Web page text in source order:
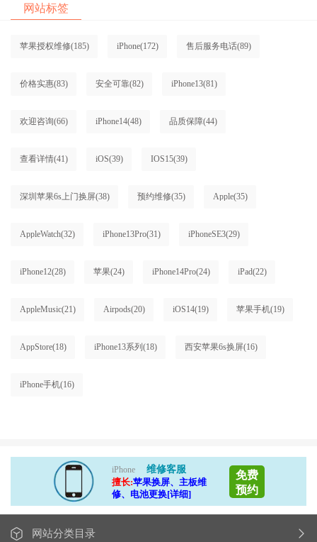
网站标签
苹果授权维修(185) iPhone(172) 售后服务电话(89)
价格实惠(83) 安全可靠(82) iPhone13(81)
欢迎咨询(66) iPhone14(48) 品质保障(44)
查看详情(41) iOS(39) IOS15(39)
深圳苹果6s上门换屏(38) 预约维修(35) Apple(35)
AppleWatch(32) iPhone13Pro(31) iPhoneSE3(29)
iPhone12(28) 苹果(24) iPhone14Pro(24) iPad(22)
AppleMusic(21) Airpods(20) iOS14(19) 苹果手机(19)
AppStore(18) iPhone13系列 (18) 西安苹果6s换屏(16)
iPhone手机(16)
iPhone
维修客服
擅长:苹果换屏、主板维
修、电池更换[详细]
免费
预约
网站分类目录